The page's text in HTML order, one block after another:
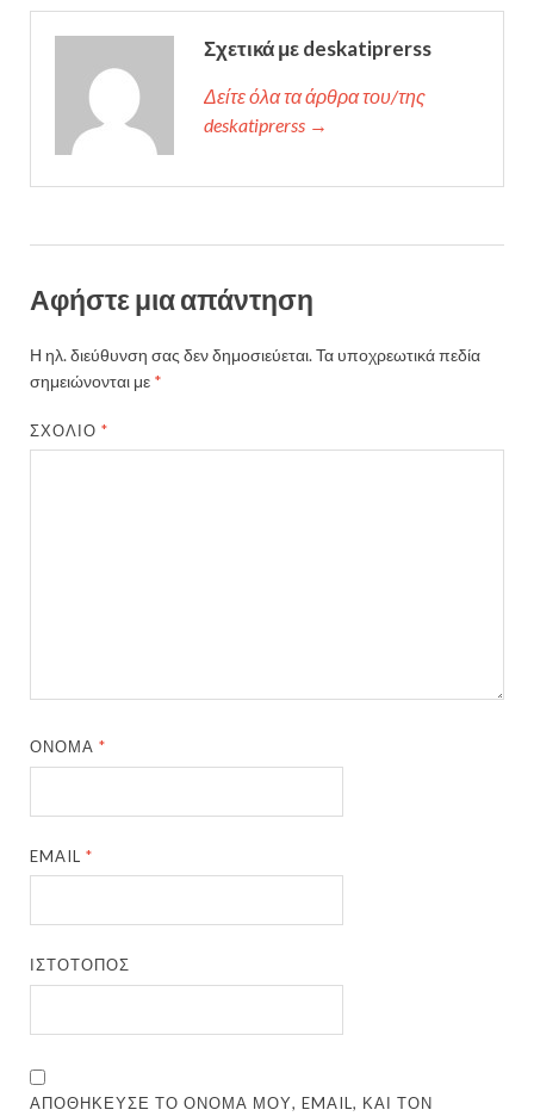
Σχετικά με deskatiprerss
Δείτε όλα τα άρθρα του/της
deskatiprerss →
Αφήστε μια απάντηση
Η ηλ. διεύθυνση σας δεν δημοσιεύεται.Τα υποχρεωτικά πεδία
σημειώνονται με *
ΣΧΌΛΙΟ*
ΌΝΟΜΑ*
EMAIL*
ΙΣΤΌΤΟΠΟΣ
ΑΠΟΘΉΚΕΥΣΕ ΤΟ ΌΝΟΜΆ ΜΟΥ, EMAIL, ΚΑΙ ΤΟΝ